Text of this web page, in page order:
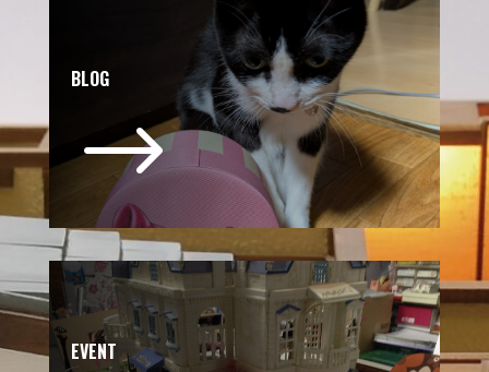
BLOG
$
EVENT